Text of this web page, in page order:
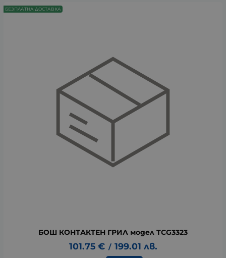
БОШ КОНТАКТЕН ГРИЛ модел TCG3323
101.75 € / 199.01 лв.
БЕЗПЛАТНА ДОСТАВКА